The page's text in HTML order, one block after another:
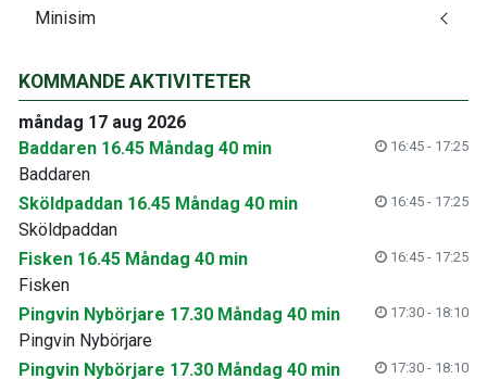
Minisim
KOMMANDE AKTIVITETER
måndag 17 aug 2026
Baddaren 16.45 Måndag 40 min
16:45 - 17:25
Baddaren
Sköldpaddan 16.45 Måndag 40 min
16:45 - 17:25
Sköldpaddan
Fisken 16.45 Måndag 40 min
16:45 - 17:25
Fisken
Pingvin Nybörjare 17.30 Måndag 40 min
17:30 - 18:10
Pingvin Nybörjare
Pingvin Nybörjare 17.30 Måndag 40 min
17:30 - 18:10